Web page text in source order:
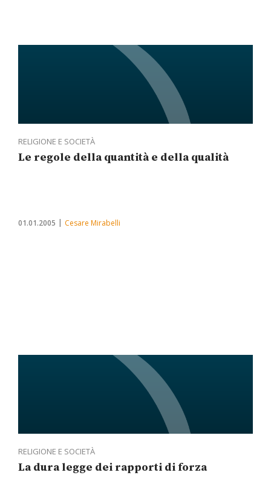
RELIGIONE E SOCIETÀ
Le regole della quantità e della qualità
01.01.2005 Cesare Mirabelli
RELIGIONE E SOCIETÀ
La dura legge dei rapporti di forza